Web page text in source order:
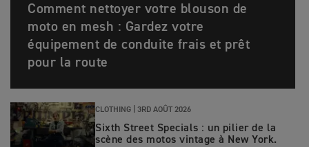
Comment nettoyer votre blouson de
moto en mesh : Gardez votre
équipement de conduite frais et prêt
pour la route
CLOTHING | 3RD AOÛT 2026
Sixth Street Specials : un pilier de la
scène des motos vintage à New York.